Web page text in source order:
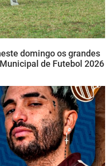
domingo os grandes
de Futebol 2026